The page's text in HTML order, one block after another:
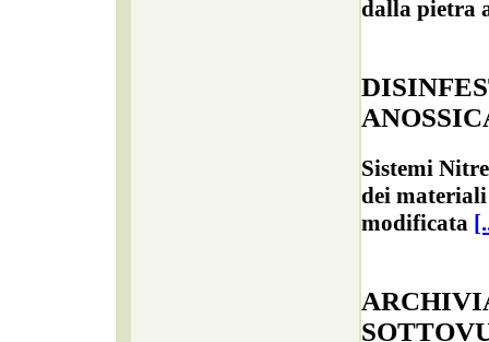
dalla pietra
Sistemi
dei
modificata